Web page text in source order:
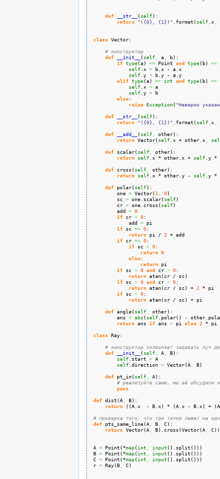
def __str__ (self) :
return
"({0}, {1})" format (self. x,
class Vector:
# конструктор
def
__init__ (self, a, b) :
if type(a) == Point and type(b) ==
self. x = b. x - a. x
self. y = b. y - a. y
elif type(a) == int and type(b) ==
self. x = a
self. y = b
else:
raise
Exception("Неверно
def
__str__ (self) :
return
"({0}, {1})" format (self. x,
def
__add__ (self, other) :
return Vector(self. x + other. x,
def scalar(self, other) :
return
self. x * other. x + self. y *
def cross (self, other) :
return
self. x * other. y - self. y *
def polar(self) :
one = Vector(1 0)
sc = one. scalar(self)
cr = one. cross (self)
add = 0
if cr < 0:
add = pi
if sc == 0:
return pi / 2 + add
if cr == 0:
if sc > 0:
return 0
else:
return pi
if sc > 0 and cr > 0:
return atan(cr / sc)
if sc > 0 and cr < 0:
return atan(cr / sc) + 2 * pi
if sc < 0:
return atan(cr / sc)
+ pi
def angle(self, other) :
ans = abs (self. polar( ) - other.
return ans if ans < pi else 2 * pi
class Ray:
# конструктор позволяет задавать луч
def
__init__ (self, A, B) :
self. start = A
self. direction = Vector(A, B)
def pt_in(self, A) :
# реализуйте сами, мы её обсудили
pass
def dist (A, B) :
return
( (A. x - B. x) * (A. x - B. x) + (
# проверка того, что три точки лежат на
def pts_same_line(A, B, C) :
return Vector(A, B) cross (Vector(A, C) )
A = Point (*map(int input ( ) split ( ) ) )
B = Point (*map(int input ( ) split ( ) ) )
C = Point (*map(int input ( ) split ( ) ) )
r = Ray(B, C)